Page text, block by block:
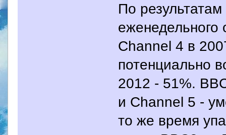
По
еженедельного
Channel 4 в
потенциально
2012 - 51%.
и Channel 5 -
то же время